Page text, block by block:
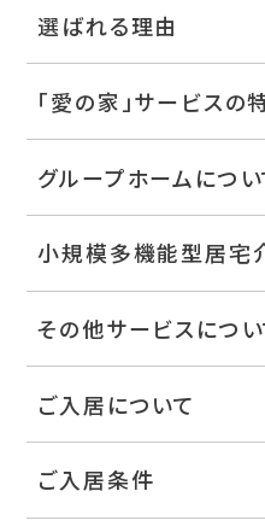
選ばれる理由
「愛の家」サービスの
グループホームについ
小規模多機能型居宅
その他サービスについ
ご入居について
ご入居条件